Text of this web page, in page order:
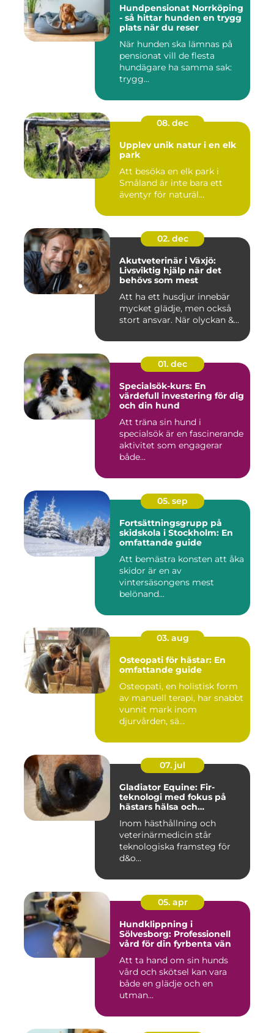
Hundpensionat Norrköping
- så hittar hunden en trygg
plats när du reser
När hunden ska lämnas på
pensionat vill de flesta
hundägare ha samma sak:
trygg...
08. dec
Upplev unik natur i en elk
park
Att besöka en elk park i
Småland är inte bara ett
äventyr för naturäl...
02. dec
Akutveterinär i Växjö:
Livsviktig hjälp när det
behövs som mest
Att ha ett husdjur innebär
mycket glädje, men också
stort ansvar. När olyckan &...
01. dec
Specialsök-kurs: En
värdefull investering för dig
och din hund
Att träna sin hund i
specialsök är en fascinerande
aktivitet som engagerar
både...
05. sep
Fortsättningsgrupp på
skidskola i Stockholm: En
omfattande guide
Att bemästra konsten att åka
skidor är en av
vintersäsongens mest
belönand...
03. aug
Osteopati för hästar: En
omfattande guide
Osteopati, en holistisk form
av manuell terapi, har snabbt
vunnit mark inom
djurvården, sä...
07. jul
Gladiator Equine: Fir-
teknologi med fokus på
hästars hälsa och
Inom hästhållning och
veterinärmedicin står
teknologiska framsteg för
d&o...
05. apr
Hundklippning i
Sölvesborg: Professionell
vård för din fyrbenta vän
Att ta hand om sin hunds
vård och skötsel kan vara
både en glädje och en
utman...